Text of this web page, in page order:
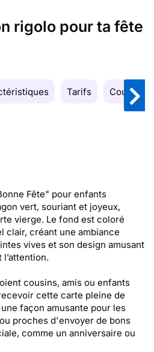
rigolo pour ta fête
Tarifs Couleurs
Fête" pour enfants
vert, souriant et joyeux,
vierge. Le fond est coloré
clair, créant une ambiance
vives et son design amusant
cousins, amis ou enfants
cette carte pleine de
façon amusante pour les
proches d'envoyer de bons
comme un anniversaire ou